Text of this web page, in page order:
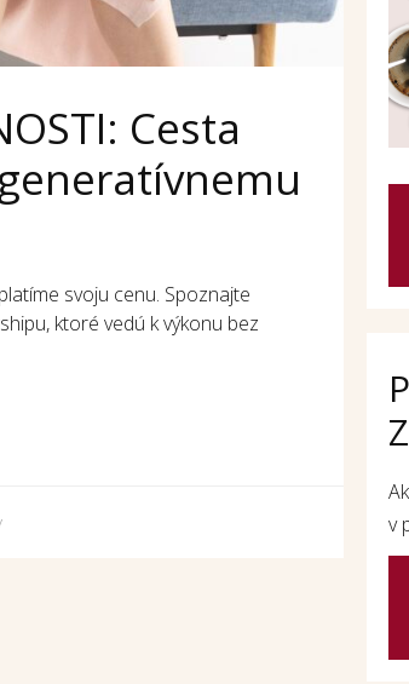
Cesta
svoju cenu. Spoznajte
ktoré vedú k výkonu bez
v